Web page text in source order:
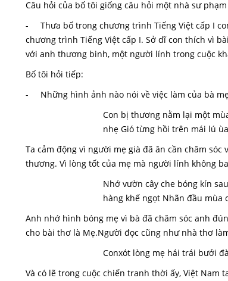
Câu hỏi của bố tôi giống câu hỏi một nhà sư
- Thưa bố trong chương trình Tiếng Việt cấp I
chương trình Tiếng Việt cấp I. Sở dĩ con thích vì
với anh thương binh, một người lính trong cuộc
Bố tôi hỏi tiếp:
- Những hình ảnh nào nói về việc làm của bà
Con bị thương nằm lại một
nhẹ Gió từng hồi trên mái lú
Ta cảm động vì người mẹ già đã ân cần chăm
thương. Vì lòng tốt của mẹ mà người lính không
Nhớ vườn cây che bóng kín
hàng khế ngọt Nhãn đầu mùa
Anh nhớ hình bóng mẹ vì bà đã chăm sóc anh
cho bài thơ là Mẹ.Người đọc cũng như nhà thơ
Conxót lòng mẹ hái trái bưởi
Và có lẽ trong cuộc chiến tranh thời ấy, Việt Nam